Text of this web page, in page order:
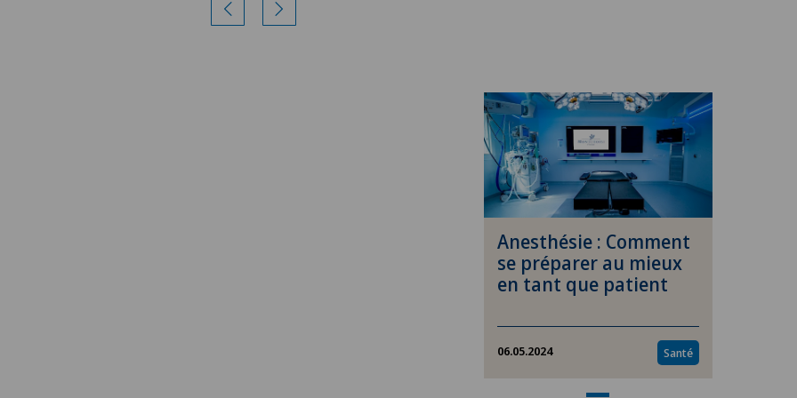
Anesthésie : Comment
se préparer au mieux
en tant que patient
06.05.2024 Santé